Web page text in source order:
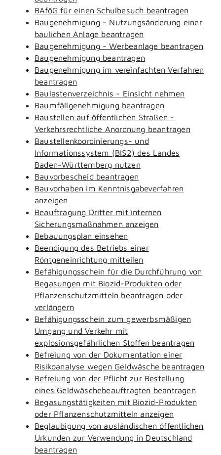
BAföG für einen Schulbesuch beantragen
Baugenehmigung - Nutzungsänderung einer
baulichen Anlage beantragen
Baugenehmigung - Werbeanlage beantragen
Baugenehmigung beantragen
Baugenehmigung im vereinfachten Verfahren
beantragen
Baulastenverzeichnis - Einsicht nehmen
Baumfällgenehmigung beantragen
Baustellen auf öffentlichen Straßen -
Verkehrsrechtliche Anordnung beantragen
Baustellenkoordinierungs- und
Informationssystem (BIS2) des Landes
Baden-Württemberg nutzen
Bauvorbescheid beantragen
Bauvorhaben im Kenntnisgabeverfahren
anzeigen
Beauftragung Dritter mit internen
Sicherungsmaßnahmen anzeigen
Bebauungsplan einsehen
Beendigung des Betriebs einer
Röntgeneinrichtung mitteilen
Befähigungsschein für die Durchführung von
Begasungen mit Biozid-Produkten oder
Pflanzenschutzmitteln beantragen oder
verlängern
Befähigungsschein zum gewerbsmäßigen
Umgang und Verkehr mit
explosionsgefährlichen Stoffen beantragen
Befreiung von der Dokumentation einer
Risikoanalyse wegen Geldwäsche beantragen
Befreiung von der Pflicht zur Bestellung
eines Geldwäschebeauftragten beantragen
Begasungstätigkeiten mit Biozid-Produkten
oder Pflanzenschutzmitteln anzeigen
Beglaubigung von ausländischen öffentlichen
Urkunden zur Verwendung in Deutschland
beantragen